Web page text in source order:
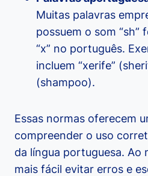
Muitas palavras
possuem o som “sh”
“x” no português.
incluem “xerife”
(shampoo).
Essas normas oferecem
compreender o uso
da língua portuguesa. Ao
mais fácil evitar erros e